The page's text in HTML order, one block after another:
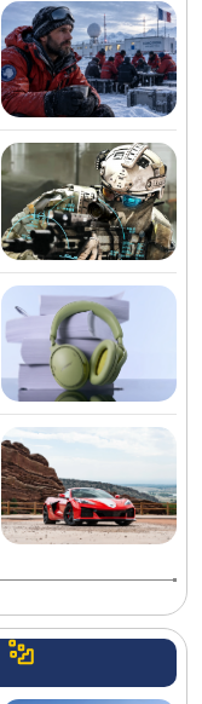
سرمایه‌گذاری کرد
شد